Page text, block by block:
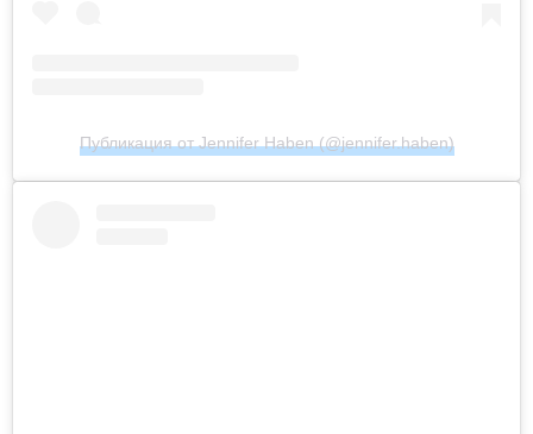
Публикация от Jennifer Haben (@jennifer.haben)